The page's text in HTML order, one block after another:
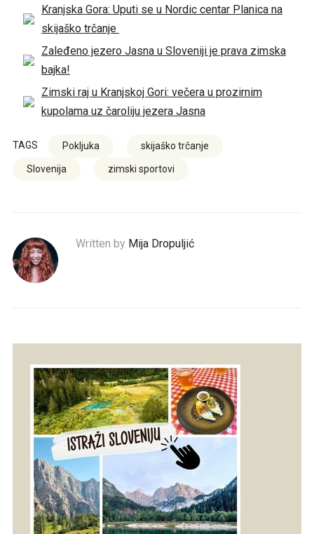
Kranjska Gora: Uputi se u Nordic centar Planica na
skijaško trčanje
Zaleđeno jezero Jasna u Sloveniji je prava zimska
bajka!
Zimski raj u Kranjskoj Gori: večera u prozirnim
kupolama uz čaroliju jezera Jasna
TAGS Pokljuka skijaško trčanje
Slovenija zimski sportovi
Written by Mija Dropuljić